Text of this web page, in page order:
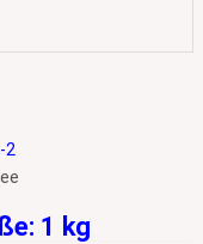
1 kg